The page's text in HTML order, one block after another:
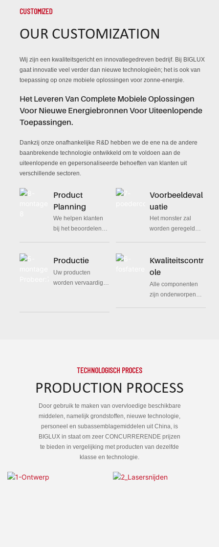
CUSTOMIZED
OUR CUSTOMIZATION
Wij zijn een kwaliteitsgericht en innovatiegedreven bedrijf. Bij BIGLUX
gaat innovatie veel verder dan nieuwe technologieën; het is ook van
toepassing op onze mobiele oplossingen voor zonne-energie.
Het Leveren Van Complete Mobiele Oplossingen
Voor Nieuwe Energiebronnen Voor Uiteenlopende
Toepassingen.
Dankzij onze onafhankelijke R&D hebben we de ene na de andere
baanbrekende technologie ontwikkeld om te voldoen aan de
uiteenlopende en gepersonaliseerde behoeften van klanten uit
verschillende sectoren.
Product
Planning
We helpen klanten
bij het beoordelen
prestatiekenmerken
die voor hen
belangrijk zijn, en
Voorbeeldeval
Uatie
Het monster zal
worden geregeld
QC-team maakt een
mock-up van het
Productie
Uw producten
worden vervaardigd
Kwaliteitscontr
Ole
Alle componenten
zijn onderworpen
TECHNOLOGISCH PROCES
PRODUCTION PROCESS
Door gebruik te maken van overvloedige beschikbare
middelen, namelijk grondstoffen, nieuwe technologie,
personeel en subassemblagemiddelen uit China, is
BIGLUX in staat om zeer CONCURRERENDE prijzen
te bieden in vergelijking met producten van dezelfde
klasse en technologie.